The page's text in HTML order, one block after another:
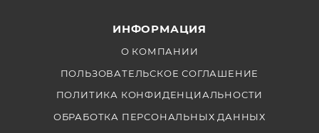
разрешением 1080p240, а также фотоснимки в
формате raw и JPEG разрешением до 12 Мп.
ИНФОРМАЦИЯ
О КОМПАНИИ
ПОЛЬЗОВАТЕЛЬСКОЕ СОГЛАШЕНИЕ
ПОЛИТИКА КОНФИДЕНЦИАЛЬНОСТИ
ОБРАБОТКА ПЕРСОНАЛЬНЫХ ДАННЫХ